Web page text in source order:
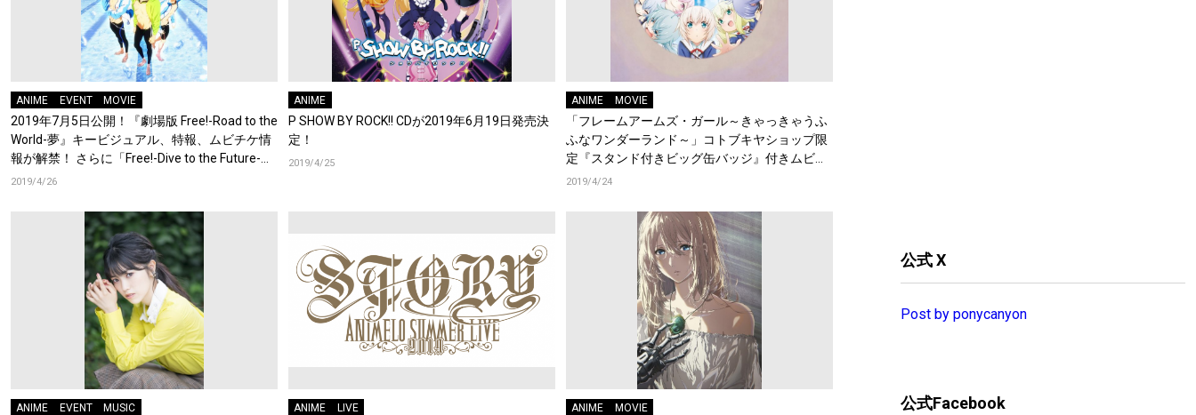
ANIME EVENT MOVIE
2019年7月5日公開！『劇場版 Free!-Road to the
World-夢』キービジュアル、特報、ムビチケ情
報が解禁！ さらに「Free!-Dive to the Future-」
トーク&リーディング スペシャルイベントが
2019/4/26
ANIME
P SHOW BY ROCK!! CDが2019年6月19日発売決
定！
2019/4/25
ANIME MOVIE
「フレームアームズ・ガール～きゃっきゃうふ
ふなワンダーランド～」コトブキヤショップ限
定『スタンド付きビッグ缶バッジ』付きムビチ
ケカード発売決定！さらに第58回静岡ホビーシ
2019/4/24
ANIME EVENT MUSIC ANIME LIVE ANIME MOVIE
公式 X
Post by ponycanyon
公式Facebook